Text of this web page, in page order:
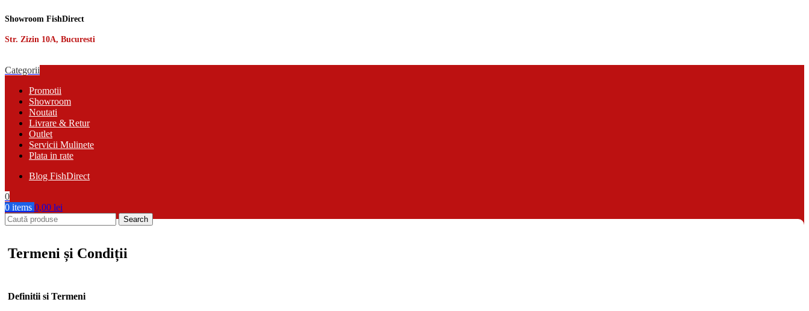
Showroom FishDirect
Str. Zizin 10A, Bucuresti
Categorii
Promotii
Showroom
Noutati
Livrare & Retur
Outlet
Servicii Mulinete
Plata in rate
Blog FishDirect
0
0 items 0,00 lei
Search
Termeni și Condiții
Definitii si Termeni